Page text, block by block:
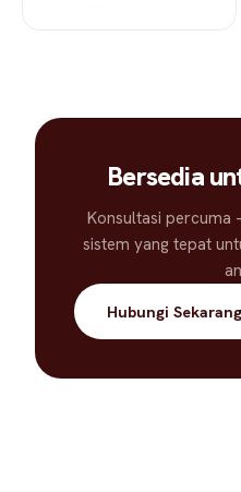
Bersedia
Konsultasi
sistem yang tepat
Hubungi Sekarang